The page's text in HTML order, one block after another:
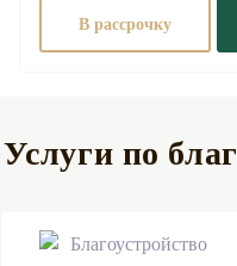
В рассрочку
Услуги по